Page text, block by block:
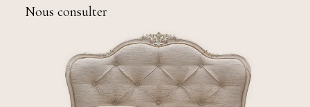
Nous consulter